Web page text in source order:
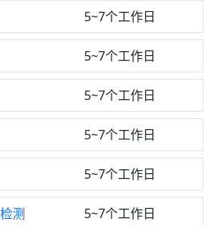
5~7个工作日
5~7个工作日
5~7个工作日
5~7个工作日
5~7个工作日
测 5~7个工作日